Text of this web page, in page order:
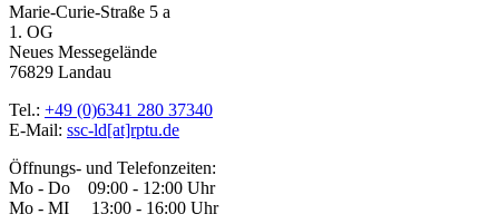
Marie-Curie-Straße 5 a
1. OG
Neues Messegelände
76829 Landau
Tel.: +49 (0)6341 280 37340
E-Mail: ssc-ld[at]rptu.de
Öffnungs- und Telefonzeiten:
Mo - Do 09:00 - 12:00 Uhr
Mo - MI 13:00 - 16:00 Uhr